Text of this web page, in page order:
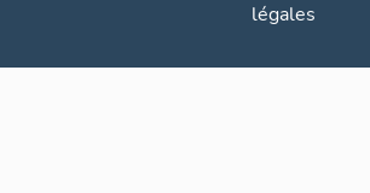
légales